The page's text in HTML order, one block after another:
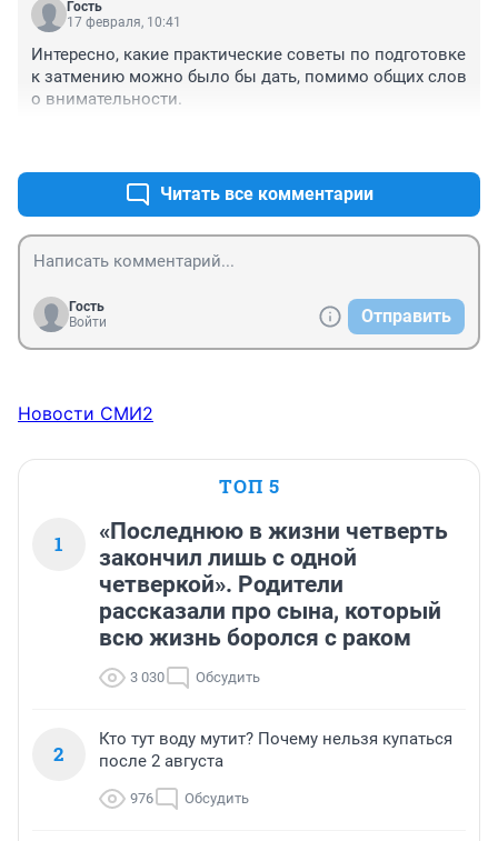
Гость
17 февраля, 10:41
Интересно, какие практические советы по подготовке
к затмению можно было бы дать, помимо общих слов
о внимательности.
Читать все комментарии
Гость
Войти
Отправить
Новости СМИ2
ТОП 5
1
«Последнюю в жизни четверть
закончил лишь с одной
четверкой». Родители
рассказали про сына, который
всю жизнь боролся с раком
3 030 Обсудить
2
Кто тут воду мутит? Почему нельзя купаться
после 2 августа
976 Обсудить